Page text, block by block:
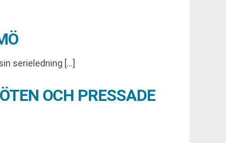
serieledning […]
OCH PRESSADE